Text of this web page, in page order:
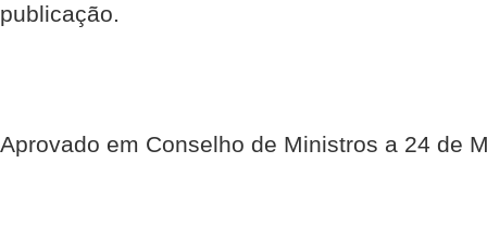
publicação.
Aprovado em Conselho de Ministros a 24 de